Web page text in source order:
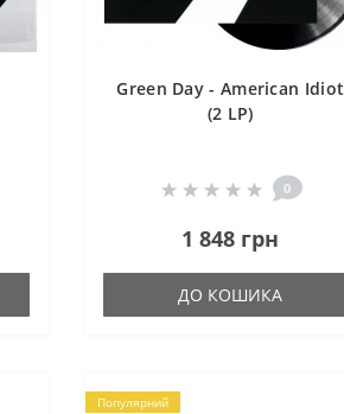
Green Day - American Idiot
(2 LP)
0
1 848 грн
ДО КОШИКА
Популярний